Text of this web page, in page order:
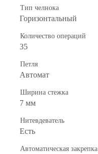
Тип челнока
Горизонтальный
Количество операций
35
Петля
Автомат
Ширина стежка
7 мм
Нитевдеватель
Есть
Автоматическая закрепка